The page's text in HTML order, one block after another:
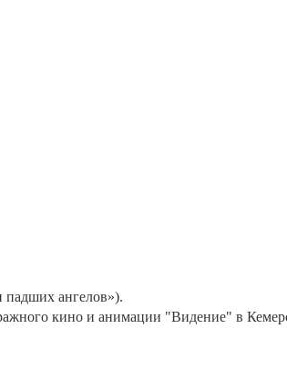
падших ангелов»).
кино и анимации "Видение" в